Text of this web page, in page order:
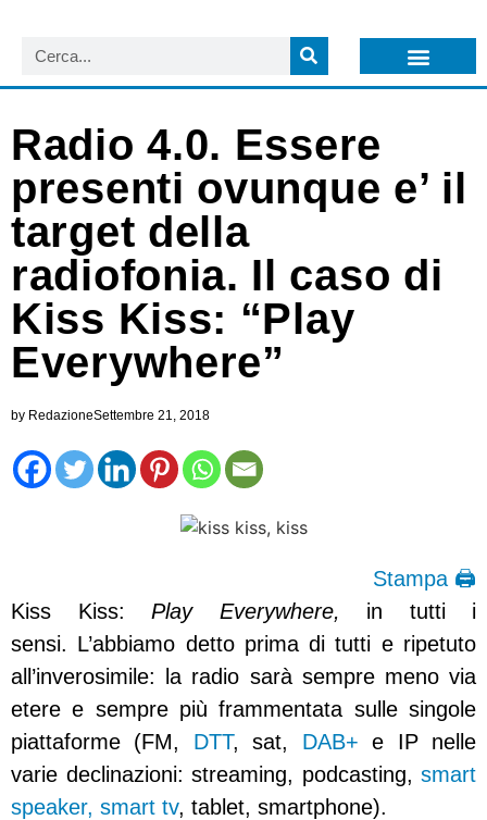
Radio 4.0. Essere
presenti ovunque e’ il
target della
radiofonia. Il caso di
Kiss Kiss: “Play
Everywhere”
by RedazioneSettembre 21, 2018
Stampa 🖨
Kiss Kiss: Play Everywhere, in tutti i
sensi. L’abbiamo detto prima di tutti e ripetuto
all’inverosimile: la radio sarà sempre meno via
etere e sempre più frammentata sulle singole
piattaforme (FM, DTT, sat, DAB+ e IP nelle
varie declinazioni: streaming, podcasting, smart
speaker, smart tv, tablet, smartphone).